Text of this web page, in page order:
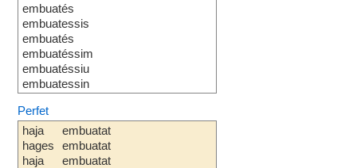
embuatés
embuatessis
embuatés
embuatéssim
embuatéssiu
embuatessin
Perfet
haja
hages
haja
embuatat
embuatat
embuatat